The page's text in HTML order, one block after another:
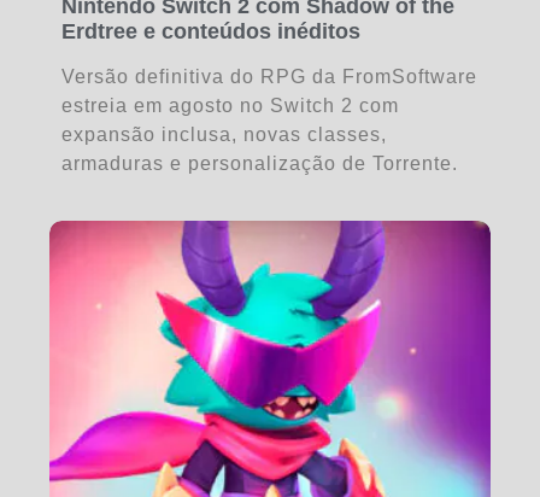
Nintendo Switch 2 com Shadow of the
Erdtree e conteúdos inéditos
Versão definitiva do RPG da FromSoftware
estreia em agosto no Switch 2 com
expansão inclusa, novas classes,
armaduras e personalização de Torrente.